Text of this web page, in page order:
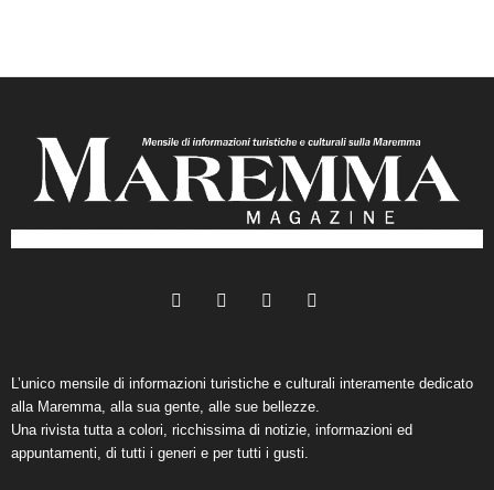
L’unico mensile di informazioni turistiche e culturali interamente dedicato
alla Maremma, alla sua gente, alle sue bellezze.
Una rivista tutta a colori, ricchissima di notizie, informazioni ed
appuntamenti, di tutti i generi e per tutti i gusti.